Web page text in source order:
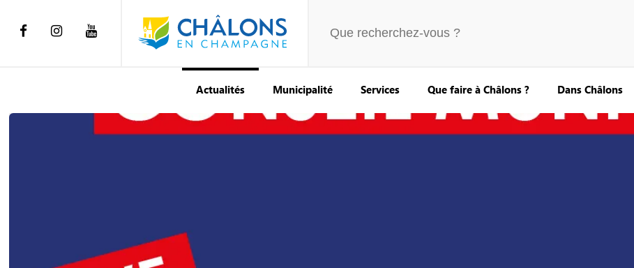
Actualités Municipalité Services Que faire à Châlons ? Dans Châlons